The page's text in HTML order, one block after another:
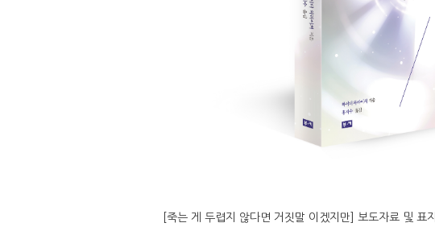
[죽는 게 두렵지 않다면 거짓말 이겠지만] 보도자료 및 표지